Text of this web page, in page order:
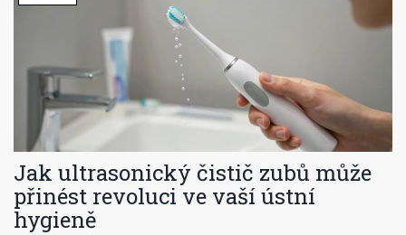
Jak ultrasonický čistič zubů může
přinést revoluci ve vaší ústní
hygieně